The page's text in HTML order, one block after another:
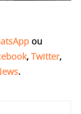
ou
, Twitter,
.